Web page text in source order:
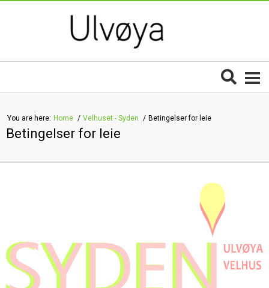
You are here: Home Velhuset - Syden Betingelser for leie
Betingelser for leie